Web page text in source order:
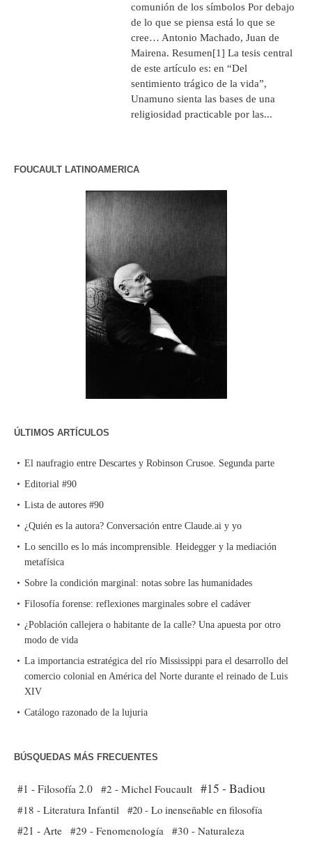
comunión de los símbolos Por debajo
de lo que se piensa está lo que se
cree… Antonio Machado, Juan de
Mairena. Resumen[1] La tesis central
de este artículo es: en “Del
sentimiento trágico de la vida”,
Unamuno sienta las bases de una
religiosidad practicable por las...
FOUCAULT LATINOAMERICA
ÚLTIMOS ARTÍCULOS
El naufragio entre Descartes y Robinson Crusoe. Segunda parte
Editorial #90
Lista de autores #90
¿Quién es la autora? Conversación entre Claude.ai y yo
Lo sencillo es lo más incomprensible. Heidegger y la mediación
metafísica
Sobre la condición marginal: notas sobre las humanidades
Filosofía forense: reflexiones marginales sobre el cadáver
¿Población callejera o habitante de la calle? Una apuesta por otro
modo de vida
La importancia estratégica del río Mississippi para el desarrollo del
comercio colonial en América del Norte durante el reinado de Luis
XIV
Catálogo razonado de la lujuria
BÚSQUEDAS MÁS FRECUENTES
#1 - Filosofía 2.0 #2 - Michel Foucault #15 - Badiou
#18 - Literatura Infantil #20 - Lo inenseñable en filosofía
#21 - Arte #29 - Fenomenología
#30 - Naturaleza